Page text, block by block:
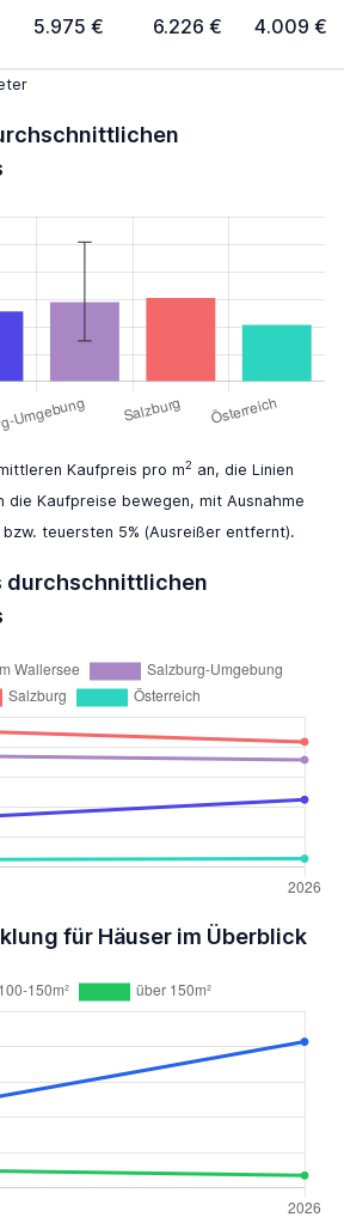
5.975 € 6.226 € 4.009 €
Kaufpreis pro m2 an, die Linien
die Kaufpreise bewegen, mit Ausnahme
teuersten 5% (Ausreißer entfernt).
durchschnittlichen
für Häuser im Überblick